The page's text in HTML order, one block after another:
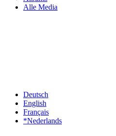
Alle Media
Deutsch
English
Français
*Nederlands